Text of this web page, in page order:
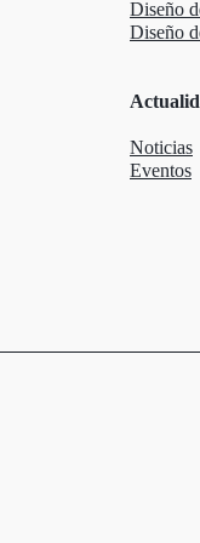
Diseño
Diseño
Noticias
Eventos